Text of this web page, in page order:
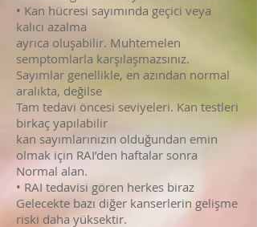
• Kan hücresi sayımında geçici veya
kalıcı azalma
ayrıca oluşabilir. Muhtemelen
semptomlarla karşılaşmazsınız.
Sayımlar genellikle, en azından normal
aralıkta, değilse
Tam tedavi öncesi seviyeleri. Kan testleri
birkaç yapılabilir
kan sayımlarınızın olduğundan emin
olmak için RAI’den haftalar sonra
Normal alan.
• RAI tedavisi gören herkes biraz
Gelecekte bazı diğer kanserlerin gelişme
riski daha yüksektir.